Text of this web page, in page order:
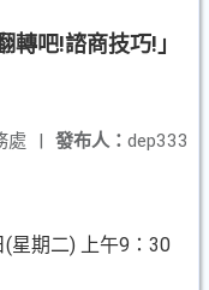
轉吧!諮商技巧!」
發布人： dep333
處 |
期二) 上午9：30